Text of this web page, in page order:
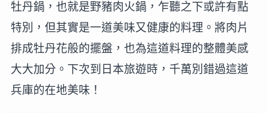
牡丹鍋，也就是野豬肉火鍋，乍聽之下或許有點
特別，但其實是一道美味又健康的料理。將肉片
排成牡丹花般的擺盤，也為這道料理的整體美感
大大加分。下次到日本旅遊時，千萬別錯過這道
兵庫的在地美味！